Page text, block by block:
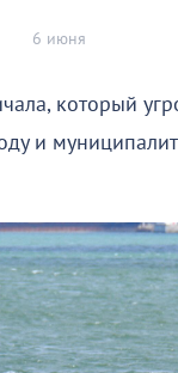
6 июня
который
и